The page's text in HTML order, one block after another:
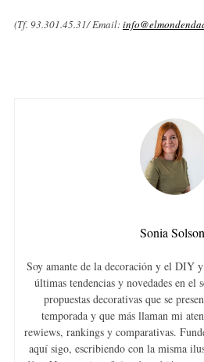
(Tf. 93.301.45.31/ Email:
Sonia
Soy amante de la decoración y el DIY
últimas tendencias y novedades en el
propuestas decorativas que se
temporada y que más llaman mi
rewiews, rankings y comparativas.
aquí sigo, escribiendo con la misma